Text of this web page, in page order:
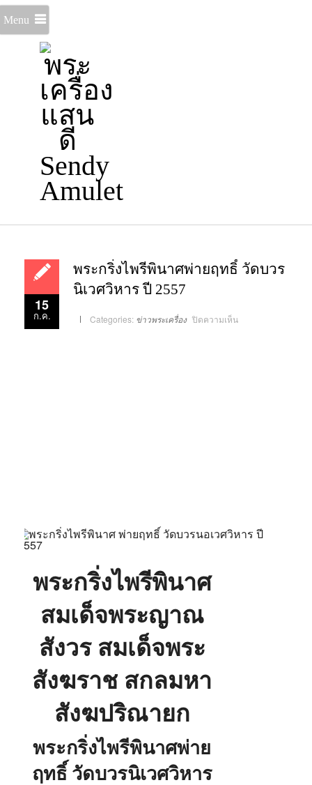
Menu
15
ก.ค.
พระกริ่งไพรีพินาศพ่ายฤทธิ์ วัดบวร
นิเวศวิหาร ปี 2557
Categories: ข่าวพระเครื่อง ปิดความเห็นบน
พระ
พระกริ่งไพรีพินาศ
สมเด็จพระญาณ
สังวร สมเด็จพระ
สังฆราช สกลมหา
สังฆปริณายก
พระกริ่งไพรีพินาศพ่าย
ฤทธิ์ วัดบวรนิเวศวิหาร